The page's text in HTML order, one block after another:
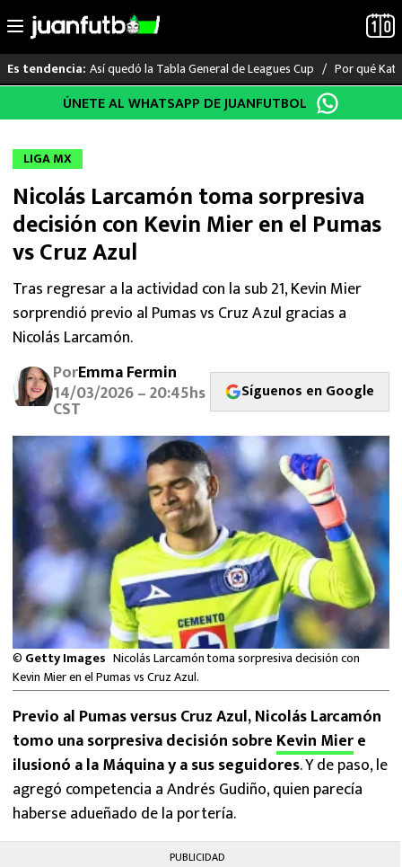
al
Es tendencia: Así quedó la Tabla General de Leagues Cup Por qué
LO ÚLTIMO
LIGA MX
RAYADOS
PUMAS
ATLANTE
SELECCIÓN MEXICANA
FUTBOL INTERNACIONAL
MEXICANOS EN EL EXTRANJERO
FUTBOL ESTUFA
FÓRMULA 1
BOXEO
LIGA MX
NFL
ÚNETE AL WHATSAPP DE JUANFUTBOL
LIGA MX
Nicolás Larcamón toma sorpresiva
decisión con Kevin Mier en el Pumas
vs Cruz Azul
Tras regresar a la actividad con la sub 21, Kevin Mier
sorprendió previo al Pumas vs Cruz Azul gracias a
Nicolás Larcamón.
PorEmma Fermin
14/03/2026 – 20:45hs
CST
Síguenos en Google
© Getty Images Nicolás Larcamón toma sorpresiva decisión con
Kevin Mier en el Pumas vs Cruz Azul.
Previo al Pumas versus Cruz Azul, Nicolás Larcamón
tomo una sorpresiva decisión sobre Kevin Miere
ilusionó a la Máquina y a sus seguidores. Y de paso, le
agregó competencia a Andrés Gudiño, quien parecía
haberse adueñado de la portería.
PUBLICIDAD